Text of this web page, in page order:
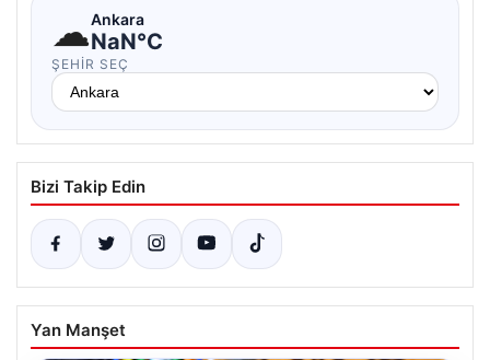
☁Ankara
NaN°C
ŞEHIR SEÇ
Bizi Takip Edin
Yan Manşet